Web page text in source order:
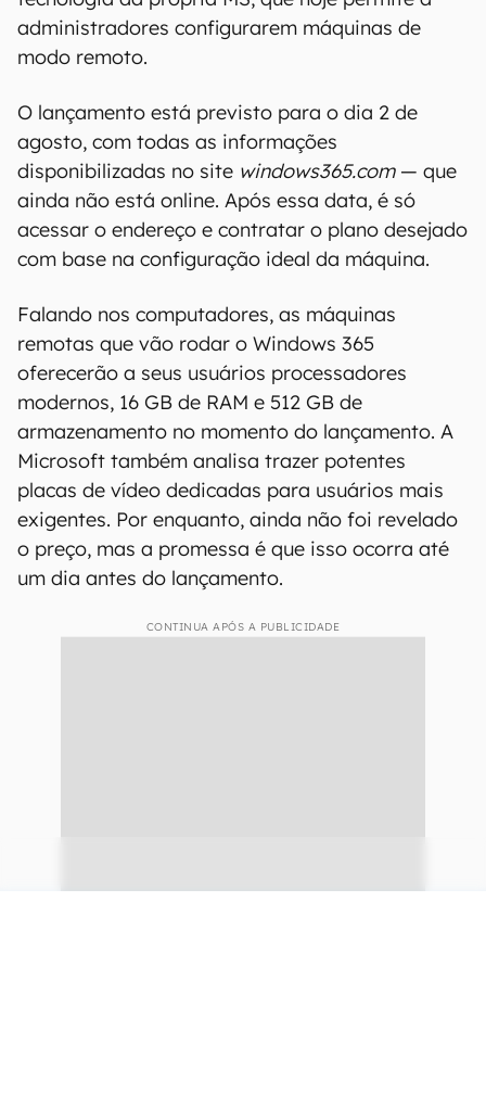
administradores configurarem máquinas de
modo remoto.
O lançamento está previsto para o dia 2 de
agosto, com todas as informações
disponibilizadas no site windows365.com— que
ainda não está online. Após essa data, é só
acessar o endereço e contratar o plano desejado
com base na configuração ideal da máquina.
Falando nos computadores, as máquinas
remotas que vão rodar o Windows 365
oferecerão a seus usuários processadores
modernos, 16 GB de RAM e 512 GB de
armazenamento no momento do lançamento. A
Microsoft também analisa trazer potentes
placas de vídeo dedicadas para usuários mais
exigentes. Por enquanto, ainda não foi revelado
o preço, mas a promessa é que isso ocorra até
um dia antes do lançamento.
CONTINUA APÓS A PUBLICIDADE